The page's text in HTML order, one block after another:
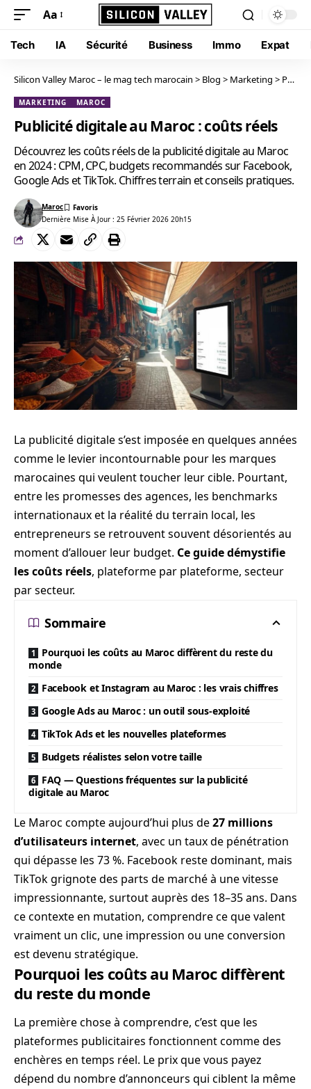
Aa
Tech IA Sécurité Business Immo Expat
Silicon Valley Maroc – le mag tech marocain > Blog > Marketing > Publicité digitale au Maroc : coûts réels
MARKETING MAROC
Publicité digitale au Maroc : coûts réels
Découvrez les coûts réels de la publicité digitale au Maroc
en 2024 : CPM, CPC, budgets recommandés sur Facebook,
Google Ads et TikTok. Chiffres terrain et conseils pratiques.
Dernière Mise À Jour : 25 Février 2026 20h15
Maroc
La publicité digitale s’est imposée en quelques années
comme le levier incontournable pour les marques
marocaines qui veulent toucher leur cible. Pourtant,
entre les promesses des agences, les benchmarks
internationaux et la réalité du terrain local, les
entrepreneurs se retrouvent souvent désorientés au
moment d’allouer leur budget. Ce guide démystifie
les coûts réels, plateforme par plateforme, secteur
par secteur.
Sommaire
Pourquoi les coûts au Maroc diffèrent du reste du
monde
Facebook et Instagram au Maroc : les vrais chiffres
Google Ads au Maroc : un outil sous-exploité
TikTok Ads et les nouvelles plateformes
Budgets réalistes selon votre taille
FAQ — Questions fréquentes sur la publicité
digitale au Maroc
Le Maroc compte aujourd’hui plus de27 millions
d’utilisateurs internet, avec un taux de pénétration
qui dépasse les 73 %. Facebook reste dominant, mais
TikTok grignote des parts de marché à une vitesse
impressionnante, surtout auprès des 18–35 ans. Dans
ce contexte en mutation, comprendre ce que valent
vraiment un clic, une impression ou une conversion
est devenu stratégique.
Pourquoi les coûts au Maroc diffèrent
du reste du monde
La première chose à comprendre, c’est que les
plateformes publicitaires fonctionnent comme des
enchères en temps réel. Le prix que vous payez
dépend du nombre d’annonceurs qui ciblent la même